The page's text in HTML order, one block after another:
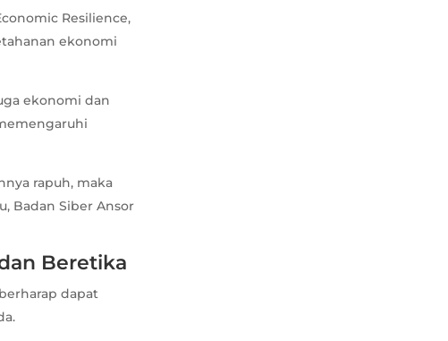
Resilience,
ekonomi
ekonomi dan
rapuh, maka
Badan Siber Ansor
Beretika
dapat